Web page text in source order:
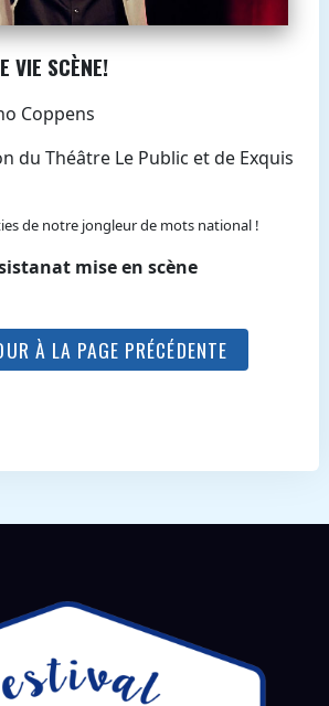
VIE SCÈNE!
Coppens
du Théâtre Le Public et de Exquis
de notre jongleur de mots national !
mise en scène
À LA PAGE PRÉCÉDENTE